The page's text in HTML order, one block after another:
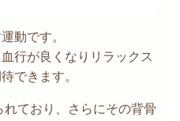
動です。
行が良くなりリラックス
できます。
ており、さらにその背骨